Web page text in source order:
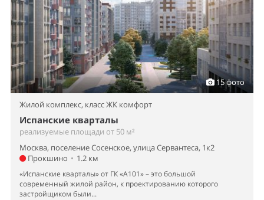
15 фото
Жилой комплекс, класс ЖК комфорт
Испанские кварталы
реализуемые площади от 50 м²
Москва, поселение Сосенское, улица Сервантеса, 1к2
Прокшино • 1.2 км
«Испанские кварталы» от ГК «А101» – это большой
современный жилой район, к проектированию которого
застройщиком были...